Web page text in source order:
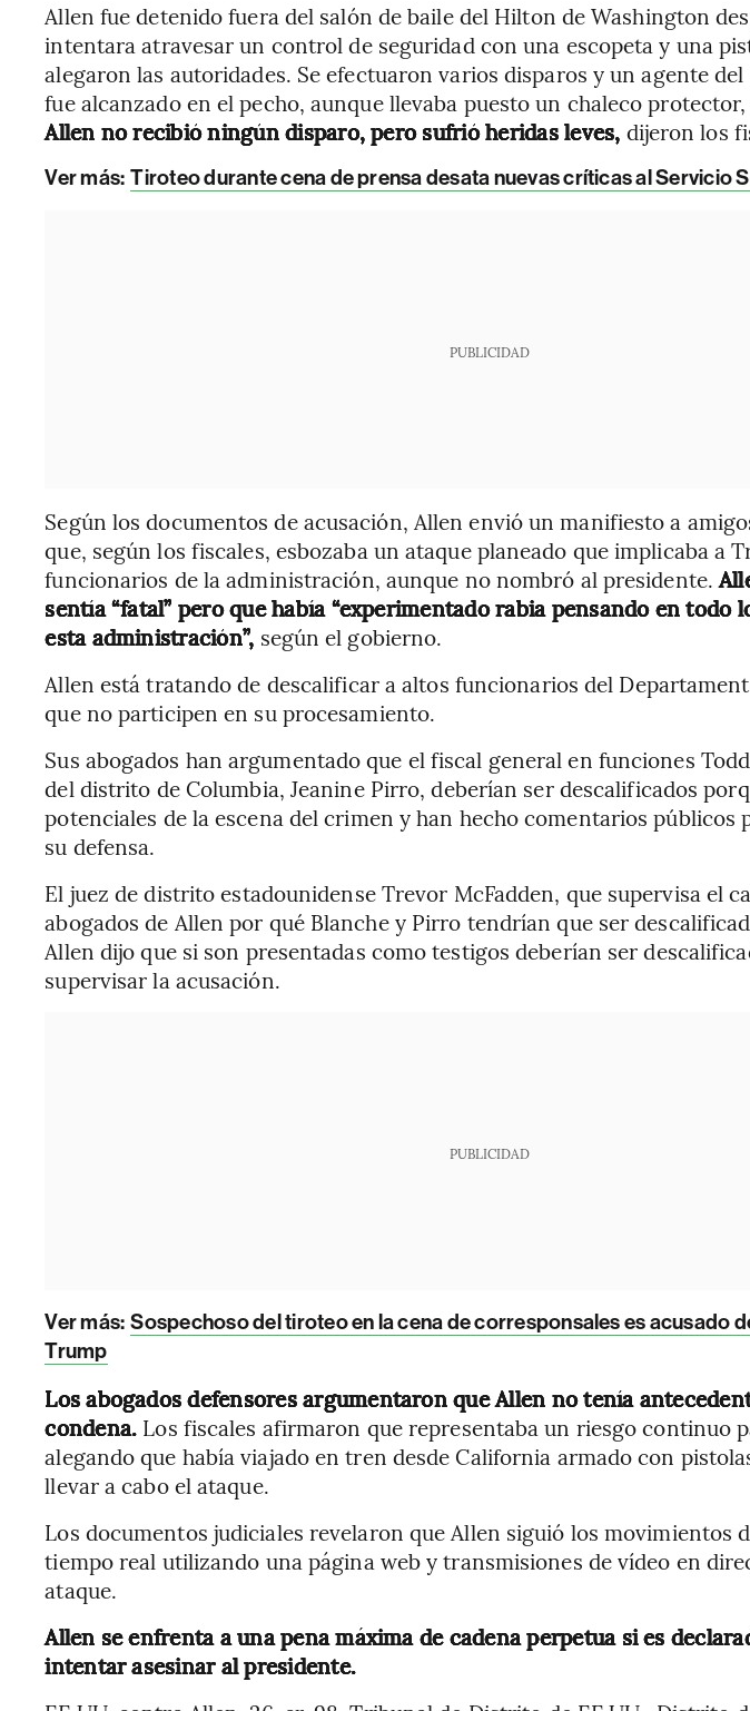
Allen fue detenido fuera del salón de baile del Hilton de Washington
intentara atravesar un control de seguridad con una escopeta y una
alegaron las autoridades. Se efectuaron varios disparos y un agente
fue alcanzado en el pecho, aunque llevaba puesto un chaleco
Allen no recibió ningún disparo, pero sufrió heridas leves, dijeron los
Ver más: Tiroteo durante cena de prensa desata nuevas críticas al Servicio
PUBLICIDAD
Según los documentos de acusación, Allen envió un manifiesto a
que, según los fiscales, esbozaba un ataque planeado que implicaba a
funcionarios de la administración, aunque no nombró al presidente.
sentía “fatal” pero que había “experimentado rabia pensando en todo
esta administración”, según el gobierno.
Allen está tratando de descalificar a altos funcionarios del
que no participen en su procesamiento.
Sus abogados han argumentado que el fiscal general en funciones
del distrito de Columbia, Jeanine Pirro, deberían ser descalificados
potenciales de la escena del crimen y han hecho comentarios públicos
su defensa.
El juez de distrito estadounidense Trevor McFadden, que supervisa el
abogados de Allen por qué Blanche y Pirro tendrían que ser
Allen dijo que si son presentadas como testigos deberían ser
supervisar la acusación.
PUBLICIDAD
Ver más: Sospechoso del tiroteo en la cena de corresponsales es acusado
Trump
Los abogados defensores argumentaron que Allen no tenía
condena. Los fiscales afirmaron que representaba un riesgo continuo
alegando que había viajado en tren desde California armado con
llevar a cabo el ataque.
Los documentos judiciales revelaron que Allen siguió los movimientos
tiempo real utilizando una página web y transmisiones de vídeo en
ataque.
Allen se enfrenta a una pena máxima de cadena perpetua si es
intentar asesinar al presidente.